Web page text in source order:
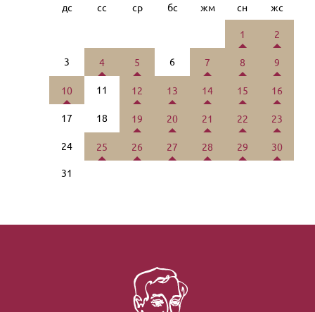
дс сс ср бс жм сн жс
1 2
3 4 5 6 7 8 9
10 11 12 13 14 15 16
17 18 19 20 21 22 23
24 25 26 27 28 29 30
31